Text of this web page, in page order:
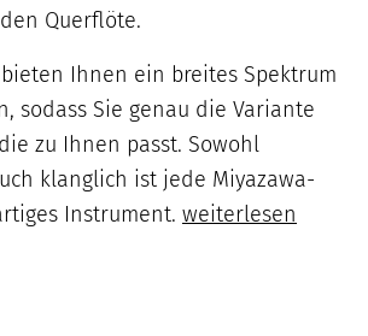
Querflöte.
Ihnen ein breites Spektrum
sodass Sie genau die Variante
zu Ihnen passt. Sowohl
klanglich ist jede Miyazawa-
Instrument. weiterlesen